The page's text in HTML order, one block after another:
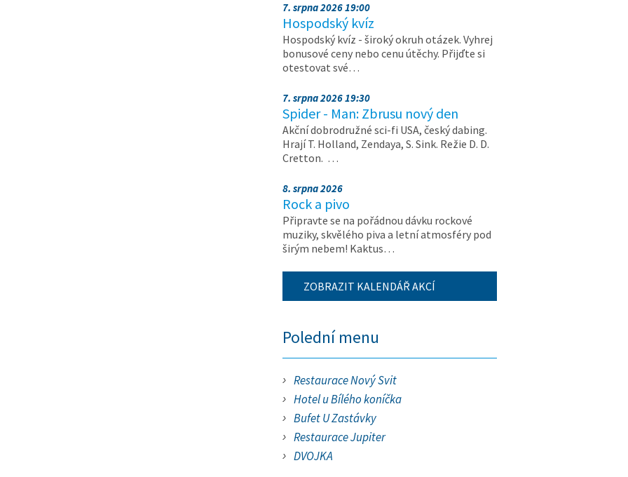
7. srpna 2026 19:00
Hospodský kvíz
Hospodský kvíz - široký okruh otázek. Vyhrej
bonusové ceny nebo cenu útěchy. Přijďte si
otestovat své…
7. srpna 2026 19:30
Spider - Man: Zbrusu nový den
Akční dobrodružné sci-fi USA, český dabing.
Hrají T. Holland, Zendaya, S. Sink. Režie D. D.
Cretton. …
8. srpna 2026
Rock a pivo
Připravte se na pořádnou dávku rockové
muziky, skvělého piva a letní atmosféry pod
širým nebem! Kaktus…
ZOBRAZIT KALENDÁŘ AKCÍ
Polední menu
Restaurace Nový Svit
Hotel u Bílého koníčka
Bufet U Zastávky
Restaurace Jupiter
DVOJKA